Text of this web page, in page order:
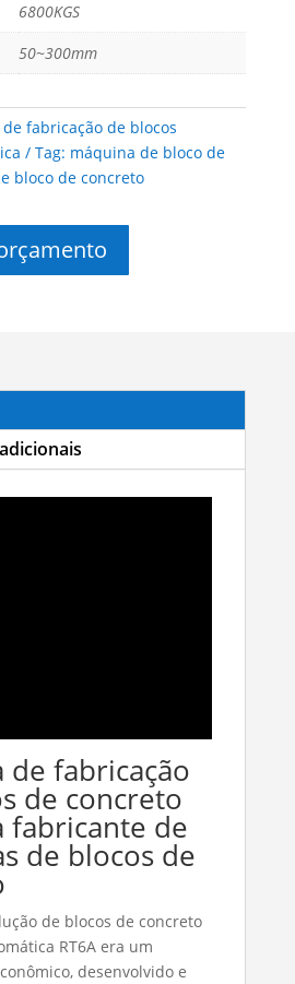
6800KGS
50~300mm
fabricação de blocos
Tag: máquina de bloco de
bloco de concreto
de fabricação
de concreto
fabricante de
de blocos de
de blocos de concreto
RT6A era um
desenvolvido e